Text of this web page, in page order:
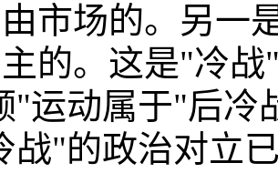
市场的。另一
的。这是"冷
"运动属于"后冷
战"的政治对立